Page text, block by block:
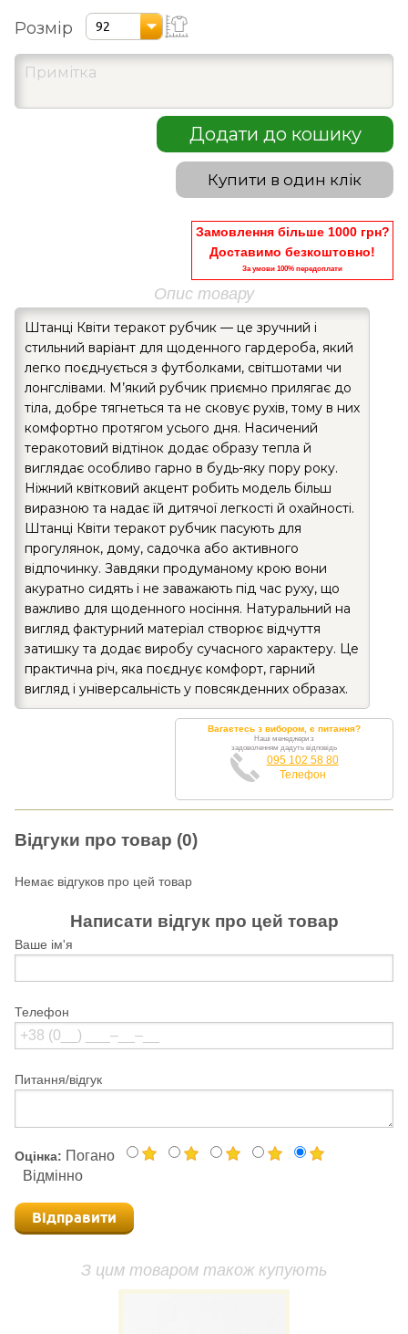
Розмір 92
Додати до кошику
Купити в один клік
Замовлення більше 1000 грн?
Доставимо безкоштовно!
За умови 100% передоплати
Опис товару
Штанці Квіти теракот рубчик — це зручний і
стильний варіант для щоденного гардероба, який
легко поєднується з футболками, світшотами чи
лонгслівами. М’який рубчик приємно прилягає до
тіла, добре тягнеться та не сковує рухів, тому в них
комфортно протягом усього дня. Насичений
теракотовий відтінок додає образу тепла й
виглядає особливо гарно в будь-яку пору року.
Ніжний квітковий акцент робить модель більш
виразною та надає їй дитячої легкості й охайності.
Штанці Квіти теракот рубчик пасують для
прогулянок, дому, садочка або активного
відпочинку. Завдяки продуманому крою вони
акуратно сидять і не заважають під час руху, що
важливо для щоденного носіння. Натуральний на
вигляд фактурний матеріал створює відчуття
затишку та додає виробу сучасного характеру. Це
практична річ, яка поєднує комфорт, гарний
вигляд і універсальність у повсякденних образах.
Вагаєтесь з вибором, є питання?
Наші менеджери з
задоволенням дадуть відповідь
095 102 58 80
Телефон
Відгуки про товар (0)
Немає відгуков про цей товар
Написати відгук про цей товар
Ваше ім'я
Телефон
Питання/відгук
Оцінка: Погано
Відмінно
Відправити
З цим товаром також купують